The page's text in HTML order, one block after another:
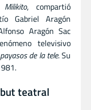
Milikito, compartió
Gabriel Aragón
Aragón Sac
televisivo
de la tele. Su
teatral